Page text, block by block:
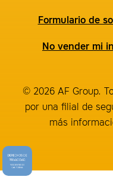
Formulario de
No vender mi
© 2026 AF Group.
por una filial de
más